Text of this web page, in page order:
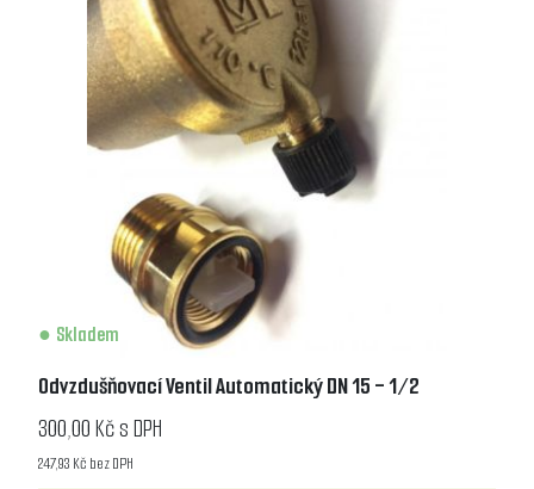
Skladem
Odvzdušňovací Ventil Automatický DN 15 - 1/2
300,00 Kč s DPH
247,93 Kč bez DPH